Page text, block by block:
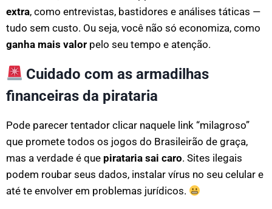
extra, como entrevistas, bastidores e análises táticas —
tudo sem custo. Ou seja, você não só economiza, como
ganha mais valor pelo seu tempo e atenção.
Cuidado com as armadilhas
financeiras da pirataria
Pode parecer tentador clicar naquele link “milagroso”
que promete todos os jogos do Brasileirão de graça,
mas a verdade é que pirataria sai caro. Sites ilegais
podem roubar seus dados, instalar vírus no seu celular e
até te envolver em problemas jurídicos.